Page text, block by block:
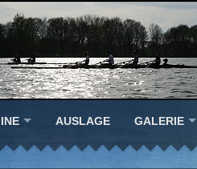
AUSLAGE GALERIE